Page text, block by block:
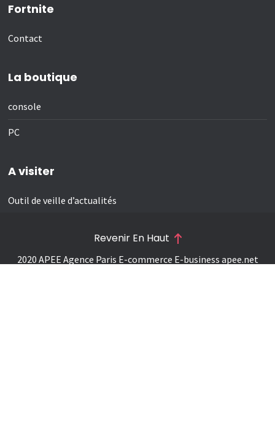
Fortnite
Contact
La boutique
console
PC
A visiter
Outil de veille d’actualités
2020 APEE Agence Paris E-commerce E-business apee.net
Revenir En Haut